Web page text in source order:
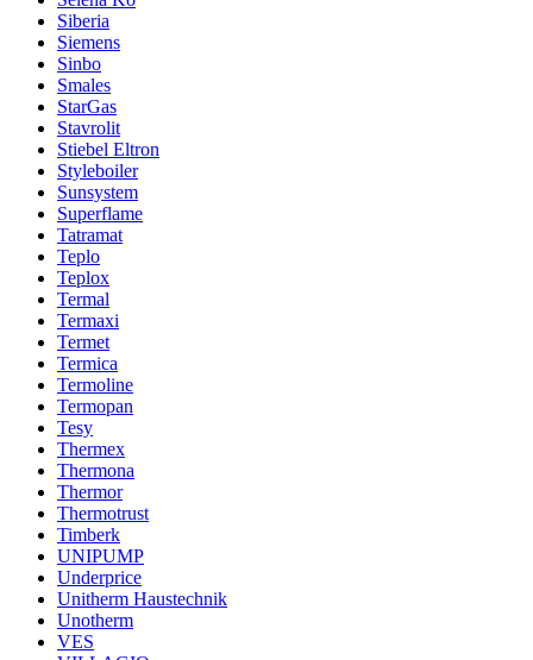
Siberia
Siemens
Sinbo
Smales
StarGas
Stavrolit
Stiebel Eltron
Styleboiler
Sunsystem
Superflame
Tatramat
Teplo
Teplox
Termal
Termaxi
Termet
Termica
Termoline
Termopan
Tesy
Thermex
Thermona
Thermor
Thermotrust
Timberk
UNIPUMP
Underprice
Unitherm Haustechnik
Unotherm
VES